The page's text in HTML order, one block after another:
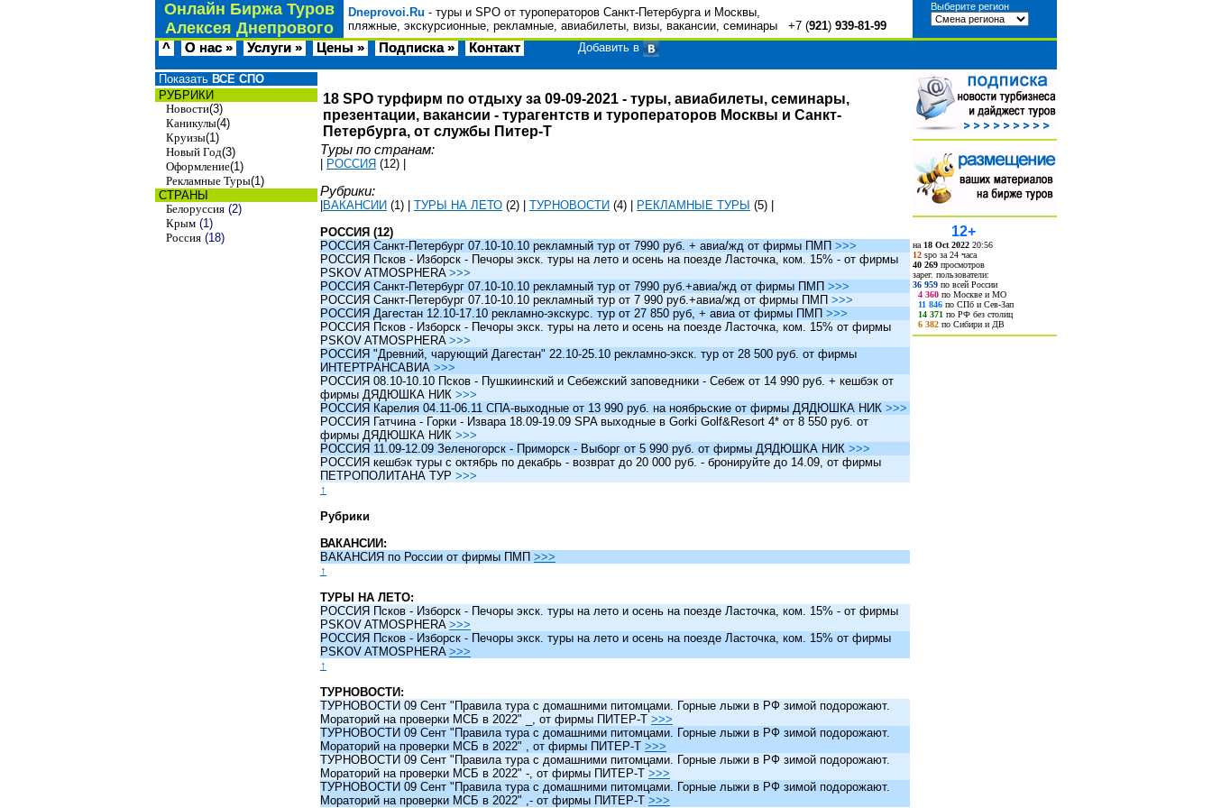
Онлайн Биржа Туров
Алексея Днепрового
Dneprovoi.Ru - туры и SPO от туроператоров Санкт-Петербурга и Москвы,
пляжные, экскурсионные, рекламные, авиабилеты, визы, вакансии, семинары +7 (921) 939-81-99
Выберите регион
^ О нас » Услуги » Цены » Подписка » Контакт Добавить в
Показать ВСЕ СПО
РУБРИКИ
Новости(3)
Каникулы(4)
Круизы(1)
Новый Год(3)
Оформление(1)
Рекламные Туры(1)
СТРАНЫ
Белоруссия (2)
Крым (1)
Россия (18)
18 SPO турфирм по отдыху за 09-09-2021 - туры, авиабилеты, семинары,
презентации, вакансии - турагентств и туроператоров Москвы и Санкт-
Петербурга, от службы Питер-Т
Туры по странам:
РОССИЯ (12)
Рубрики:
ВАКАНСИИ (1) ТУРЫ НА ЛЕТО (2) ТУРНОВОСТИ (4) РЕКЛАМНЫЕ ТУРЫ (5)
РОССИЯ (12)
РОССИЯ Санкт-Петербург 07.10-10.10 рекламный тур от 7990 руб. + авиа/жд от фирмы ПМП >>>
РОССИЯ Псков - Изборск - Печоры экск. туры на лето и осень на поезде Ласточка, ком. 15% - от фирмы
PSKOV ATMOSPHERA >>>
РОССИЯ Санкт-Петербург 07.10-10.10 рекламный тур от 7990 руб.+авиа/жд от фирмы ПМП >>>
РОССИЯ Санкт-Петербург 07.10-10.10 рекламный тур от 7 990 руб.+авиа/жд от фирмы ПМП >>>
РОССИЯ Дагестан 12.10-17.10 рекламно-экскурс. тур от 27 850 руб, + авиа от фирмы ПМП >>>
РОССИЯ Псков - Изборск - Печоры экск. туры на лето и осень на поезде Ласточка, ком. 15% от фирмы
PSKOV ATMOSPHERA >>>
РОССИЯ "Древний, чарующий Дагестан" 22.10-25.10 рекламно-экск. тур от 28 500 руб. от фирмы
ИНТЕРТРАНСАВИА >>>
РОССИЯ 08.10-10.10 Псков - Пушкиинский и Себежский заповедники - Себеж от 14 990 руб. + кешбэк от
фирмы ДЯДЮШКА НИК >>>
РОССИЯ Карелия 04.11-06.11 СПА-выходные от 13 990 руб. на ноябрьские от фирмы ДЯДЮШКА НИК >>>
РОССИЯ Гатчина - Горки - Извара 18.09-19.09 SPA выходные в Gorki Golf&Resort 4* от 8 550 руб. от
фирмы ДЯДЮШКА НИК >>>
РОССИЯ 11.09-12.09 Зеленогорск - Приморск - Выборг от 5 990 руб. от фирмы ДЯДЮШКА НИК >>>
РОССИЯ кешбэк туры c октябрь по декабрь - возврат до 20 000 руб. - бронируйте до 14.09, от фирмы
ПЕТРОПОЛИТАНА ТУР >>>
↑
Рубрики
ВАКАНСИИ:
ВАКАНСИЯ по России от фирмы ПМП >>>
↑
ТУРЫ НА ЛЕТО:
РОССИЯ Псков - Изборск - Печоры экск. туры на лето и осень на поезде Ласточка, ком. 15% - от фирмы
PSKOV ATMOSPHERA >>>
РОССИЯ Псков - Изборск - Печоры экск. туры на лето и осень на поезде Ласточка, ком. 15% от фирмы
PSKOV ATMOSPHERA >>>
↑
ТУРНОВОСТИ:
ТУРНОВОСТИ 09 Сент "Правила тура с домашними питомцами. Горные лыжи в РФ зимой подорожают.
Мораторий на проверки МСБ в 2022" _, от фирмы ПИТЕР-Т >>>
ТУРНОВОСТИ 09 Сент "Правила тура с домашними питомцами. Горные лыжи в РФ зимой подорожают.
Мораторий на проверки МСБ в 2022" , от фирмы ПИТЕР-Т >>>
ТУРНОВОСТИ 09 Сент "Правила тура с домашними питомцами. Горные лыжи в РФ зимой подорожают.
Мораторий на проверки МСБ в 2022" -, от фирмы ПИТЕР-Т >>>
ТУРНОВОСТИ 09 Сент "Правила тура с домашними питомцами. Горные лыжи в РФ зимой подорожают.
Мораторий на проверки МСБ в 2022" ,- от фирмы ПИТЕР-Т >>>
12+
на 18 Oct 2022 20:56
12 spo за 24 часа
40 269 просмотров
зарег. пользователи:
36 959 по всей России
4 360 по Москве и МО
11 846 по СПб и Сев-Зап
14 371 по РФ без столиц
6 382 по Сибири и ДВ